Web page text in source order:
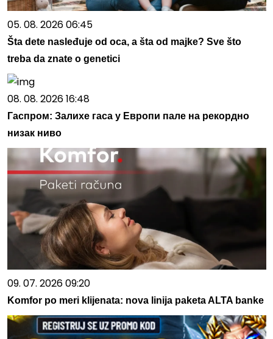
05. 08. 2026 06:45
Šta dete nasleđuje od oca, a šta od majke? Sve što
treba da znate o genetici
08. 08. 2026 16:48
Гаспром: Залихе гаса у Европи пале на рекордно
низак ниво
09. 07. 2026 09:20
Komfor po meri klijenata: nova linija paketa ALTA banke